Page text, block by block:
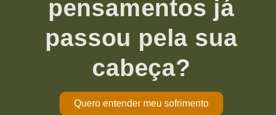
pensamentos já
passou pela sua
cabeça?
Quero entender meu sofrimento